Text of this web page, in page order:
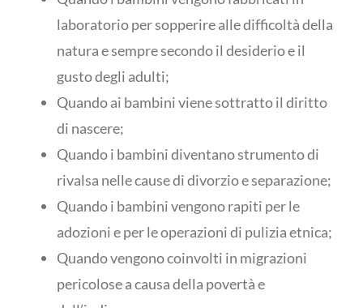
laboratorio per sopperire alle difficoltà della
natura e sempre secondo il desiderio e il
gusto degli adulti;
Quando ai bambini viene sottratto il diritto
di nascere;
Quando i bambini diventano strumento di
rivalsa nelle cause di divorzio e separazione;
Quando i bambini vengono rapiti per le
adozioni e per le operazioni di pulizia etnica;
Quando vengono coinvolti in migrazioni
pericolose a causa della povertà e